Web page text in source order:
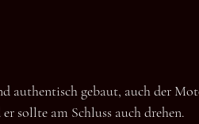
authentisch gebaut, auch der
sollte am Schluss auch drehen.